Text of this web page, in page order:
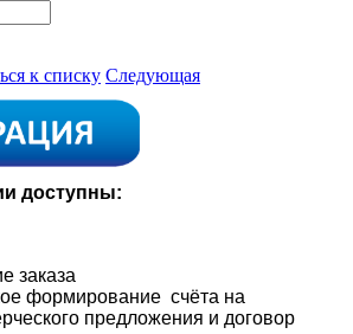
к списку Следующая
доступны:
заказа
формирование счёта на
предложения и договор